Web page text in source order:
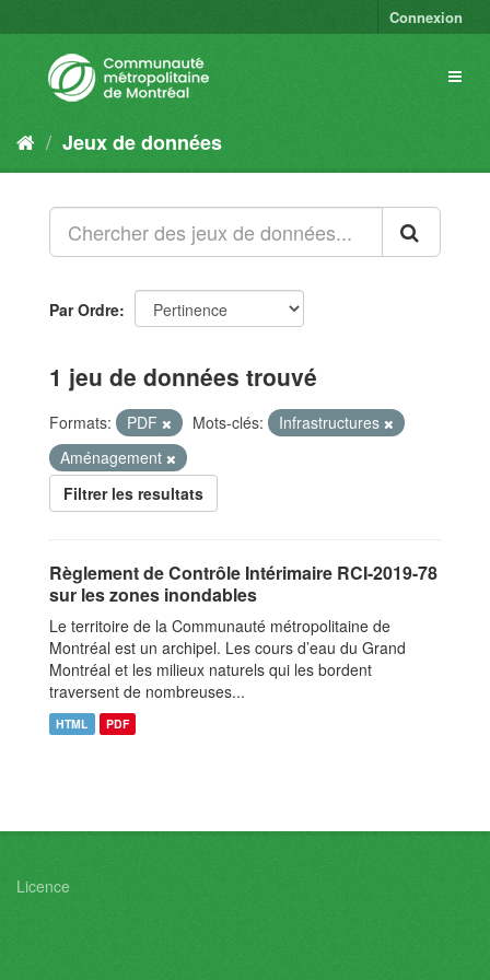
Connexion
Jeux de données
Par Ordre
1 jeu de données trouvé
Formats: PDF Mots-clés:
Infrastructures
Aménagement
Filtrer les resultats
Règlement de Contrôle Intérimaire RCI-2019-78
sur les zones inondables
Le territoire de la Communauté métropolitaine de
Montréal est un archipel. Les cours d’eau du Grand
Montréal et les milieux naturels qui les bordent
traversent de nombreuses...
HTML PDF
Licence